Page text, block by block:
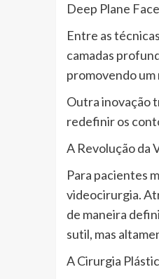
Deep Plane
Entre as
camadas
promovendo
Outra inovação
redefinir os
A Revolução da
Para pacientes
videocirurgia.
de maneira
sutil, mas
A Cirurgia